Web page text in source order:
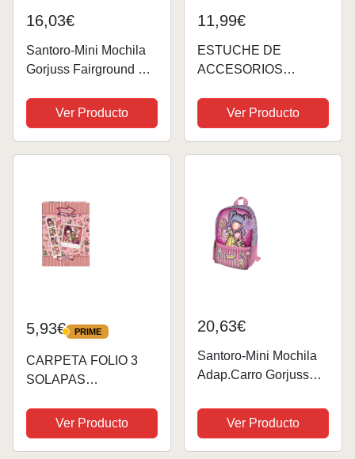
16,03€
Santoro-Mini Mochila
Gorjuss Fairground Up
20X22X10Cm,
Multicolor (1040GJ12)
Ver Producto
11,99€
ESTUCHE DE
ACCESORIOS
"SMITTEN KITTEN"
Ver Producto
5,93€ PRIME
PRIME
CARPETA FOLIO 3
SOLAPAS
FAIRGROUND
"CAROUSEL"
Ver Producto
20,63€
Santoro-Mini Mochila
Adap.Carro Gorjuss
26X34X11,4Cm,
Multicolor (1111GJ04T)
Ver Producto